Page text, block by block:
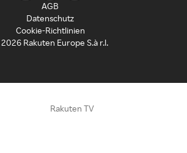
AGB
Datenschutz
Cookie-Richtlinien
Rakuten Europe S.à r.l.
Rakuten TV